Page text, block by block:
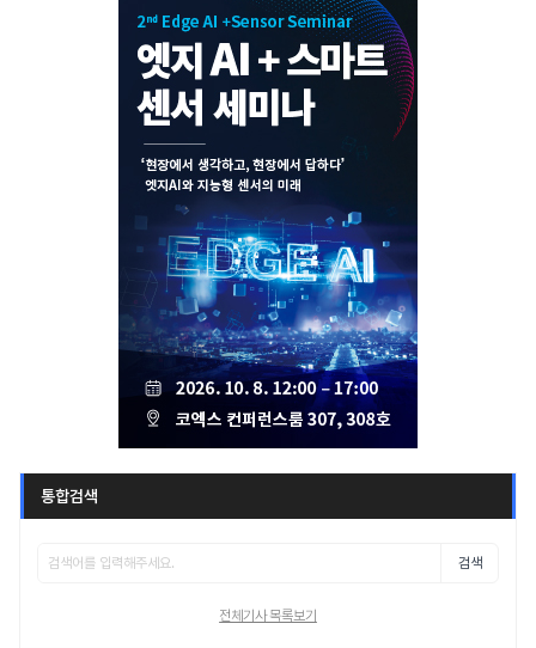
통합검색
검색
전체기사 목록보기